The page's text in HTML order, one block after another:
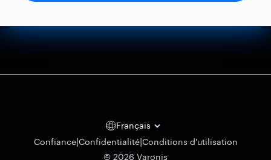
Français
Confiance|Confidentialité|Conditions d'utilisation
© 2026 Varonis